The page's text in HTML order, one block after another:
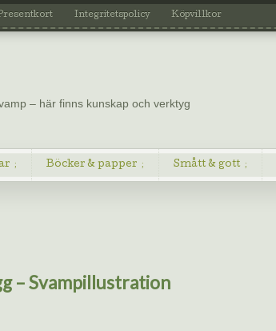
Integritetspolicy Köpvillkor
– här finns kunskap och verktyg
Böcker & papper Smått & gott
– Svampillustration